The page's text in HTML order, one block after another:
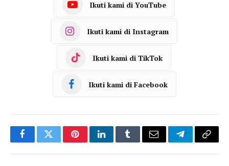
Ikuti kami di YouTube
Ikuti kami di Instagram
Ikuti kami di TikTok
Ikuti kami di Facebook
FacebookTwitterPinterestLinkedInTumblrEmail TelegramCopy